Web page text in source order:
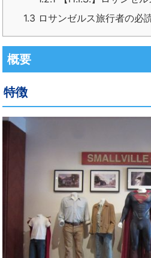
1.3 ロサンゼルス旅行者の必
概要
特徴